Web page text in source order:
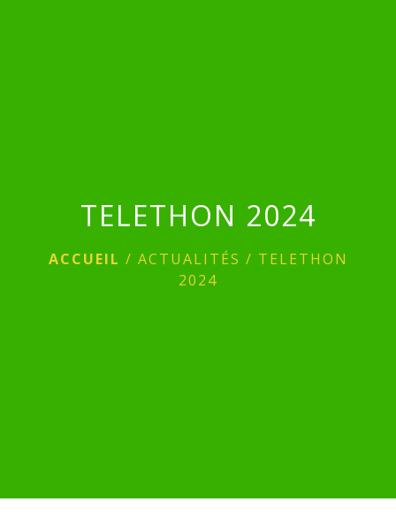
TELETHON 2024
ACCUEIL / ACTUALITÉS / TELETHON
2024